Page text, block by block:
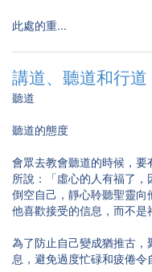
此處的重...
講道、聽道和行道
聽道
聽道的態度
會眾去教會聽道的時候，
所說：「虛心的人有福了
倒空自己，靜心聆聽聖靈
他喜歡接受的信息，而不是
為了防止自己變成猶推古
息，避免過度忙碌和疲倦令